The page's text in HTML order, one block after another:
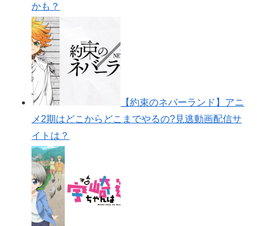
かも？
【約束のネバーランド】アニ
メ2期はどこからどこまでやるの?見逃動画配信サ
イトは？